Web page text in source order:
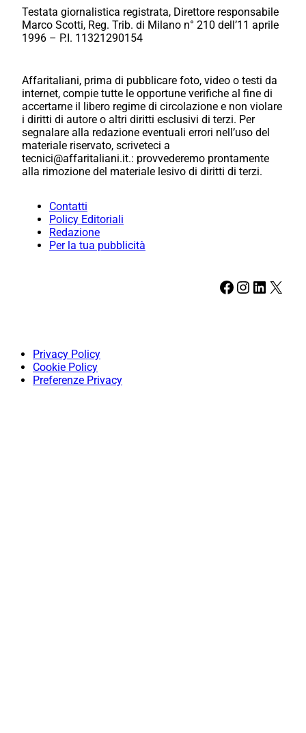
Testata giornalistica registrata, Direttore responsabile
Marco Scotti, Reg. Trib. di Milano n° 210 dell’11 aprile
1996 – P.I. 11321290154
Affaritaliani, prima di pubblicare foto, video o testi da
internet, compie tutte le opportune verifiche al fine di
accertarne il libero regime di circolazione e non violare
i diritti di autore o altri diritti esclusivi di terzi. Per
segnalare alla redazione eventuali errori nell’uso del
materiale riservato, scriveteci a
tecnici@affaritaliani.it.: provvederemo prontamente
alla rimozione del materiale lesivo di diritti di terzi.
Contatti
Policy Editoriali
Redazione
Per la tua pubblicità
Facebook Instagram LinkedIn X
Privacy Policy
Cookie Policy
Preferenze Privacy